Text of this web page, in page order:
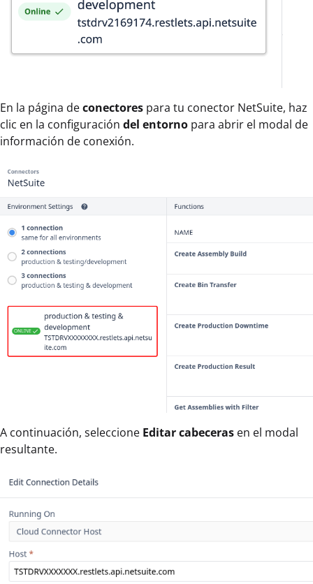
En la página deconectores para tu conector NetSuite, haz
clic en la configuración del entorno para abrir el modal de
información de conexión.
A continuación, seleccione Editar cabeceras en el modal
resultante.